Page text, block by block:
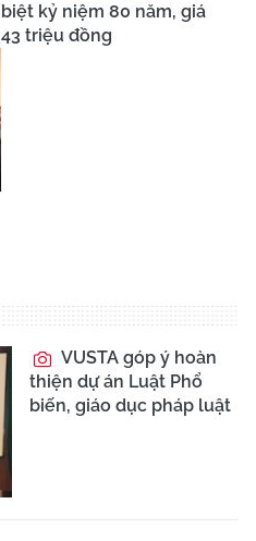
biệt kỷ niệm 80 năm, giá
43 triệu đồng
VUSTA góp ý hoàn
thiện dự án Luật Phổ
biến, giáo dục pháp luật